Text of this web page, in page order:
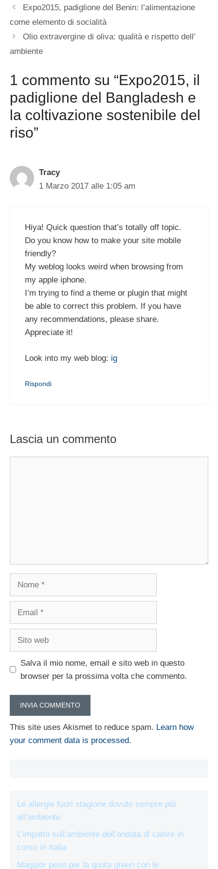
Expo2015, padiglione del Benin: l’alimentazione
come elemento di socialità
Olio extravergine di oliva: qualità e rispetto dell’
ambiente
1 commento su “Expo2015, il
padiglione del Bangladesh e
la coltivazione sostenibile del
riso”
Tracy
1 Marzo 2017 alle 1:05 am
Hiya! Quick question that’s totally off topic.
Do you know how to make your site mobile
friendly?
My weblog looks weird when browsing from
my apple iphone.
I’m trying to find a theme or plugin that might
be able to correct this problem. If you have
any recommendations, please share.
Appreciate it!
Look into my web blog: ig
Rispondi
Lascia un commento
Salva il mio nome, email e sito web in questo
browser per la prossima volta che commento.
This site uses Akismet to reduce spam. Learn how
your comment data is processed.
Le allergie fuori stagione dovute sempre più
all’ambiente
L’impatto sull’ambiente dell’ondata di calore in
corso in Italia
Maggior peso per la quota green con le